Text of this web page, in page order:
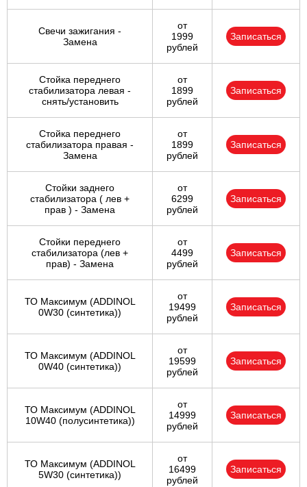
Свечи зажигания -
Замена
от
1999
рублей
Записаться
Стойка переднего
стабилизатора левая -
снять/установить
от
1899
рублей
Записаться
Стойка переднего
стабилизатора правая -
Замена
от
1899
рублей
Записаться
Стойки заднего
стабилизатора ( лев +
прав ) - Замена
от
6299
рублей
Записаться
Стойки переднего
стабилизатора (лев +
прав) - Замена
от
4499
рублей
Записаться
ТО Максимум (ADDINOL
0W30 (синтетика))
от
19499
рублей
Записаться
ТО Максимум (ADDINOL
0W40 (синтетика))
от
19599
рублей
Записаться
ТО Максимум (ADDINOL
10W40 (полусинтетика))
от
14999
рублей
Записаться
ТО Максимум (ADDINOL
5W30 (синтетика))
от
16499
рублей
Записаться